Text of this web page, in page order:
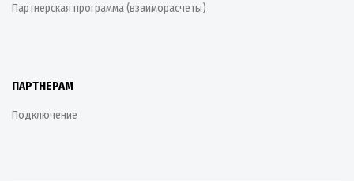
Партнерская программа (взаиморасчеты)
ПАРТНЕРАМ
Подключение